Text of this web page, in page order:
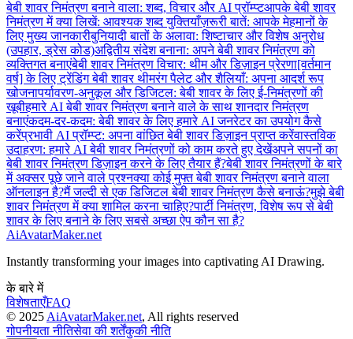
बेबी शावर निमंत्रण बनाने वाला: शब्द, विचार और AI प्रॉम्प्टआपके बेबी शावर
निमंत्रण में क्या लिखें: आवश्यक शब्द युक्तियाँज़रूरी बातें: आपके मेहमानों के
लिए मुख्य जानकारीबुनियादी बातों के अलावा: शिष्टाचार और विशेष अनुरोध
(उपहार, ड्रेस कोड)अद्वितीय संदेश बनाना: अपने बेबी शावर निमंत्रण को
व्यक्तिगत बनाएंबेबी शावर निमंत्रण विचार: थीम और डिज़ाइन प्रेरणा[वर्तमान
वर्ष] के लिए ट्रेंडिंग बेबी शावर थीमरंग पैलेट और शैलियाँ: अपना आदर्श रूप
खोजनापर्यावरण-अनुकूल और डिजिटल: बेबी शावर के लिए ई-निमंत्रणों की
खूबीहमारे AI बेबी शावर निमंत्रण बनाने वाले के साथ शानदार निमंत्रण
बनाएंकदम-दर-कदम: बेबी शावर के लिए हमारे AI जनरेटर का उपयोग कैसे
करेंप्रभावी AI प्रॉम्प्ट: अपना वांछित बेबी शावर डिज़ाइन प्राप्त करेंवास्तविक
उदाहरण: हमारे AI बेबी शावर निमंत्रणों को काम करते हुए देखेंअपने सपनों का
बेबी शावर निमंत्रण डिज़ाइन करने के लिए तैयार हैं?बेबी शावर निमंत्रणों के बारे
में अक्सर पूछे जाने वाले प्रश्नक्या कोई मुफ्त बेबी शावर निमंत्रण बनाने वाला
ऑनलाइन है?मैं जल्दी से एक डिजिटल बेबी शावर निमंत्रण कैसे बनाऊं?मुझे बेबी
शावर निमंत्रण में क्या शामिल करना चाहिए?पार्टी निमंत्रण, विशेष रूप से बेबी
शावर के लिए बनाने के लिए सबसे अच्छा ऐप कौन सा है?
AiAvatarMaker.net
Instantly transforming your images into captivating AI Drawing.
के बारे में
विशेषताएँFAQ
© 2025 AiAvatarMaker.net, All rights reserved
गोपनीयता नीतिसेवा की शर्तेंकुकी नीति